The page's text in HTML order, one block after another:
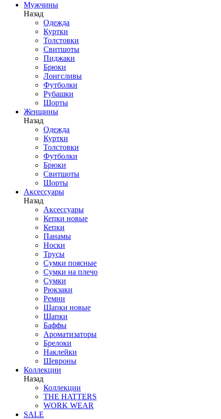
Мужчины
Назад
Одежда
Куртки
Толстовки
Свитшоты
Пиджаки
Брюки
Лонгсливы
Футболки
Рубашки
Шорты
Женщины
Назад
Одежда
Куртки
Толстовки
Футболки
Брюки
Свитшоты
Шорты
Аксессуары
Назад
Аксессуары
Кепки новые
Кепки
Панамы
Носки
Трусы
Сумки поясные
Сумки на плечо
Сумки
Рюкзаки
Ремни
Шапки новые
Шапки
Баффы
Ароматизаторы
Брелоки
Наклейки
Шевроны
Коллекции
Назад
Коллекции
THE HATTERS
WORK WEAR
SALE